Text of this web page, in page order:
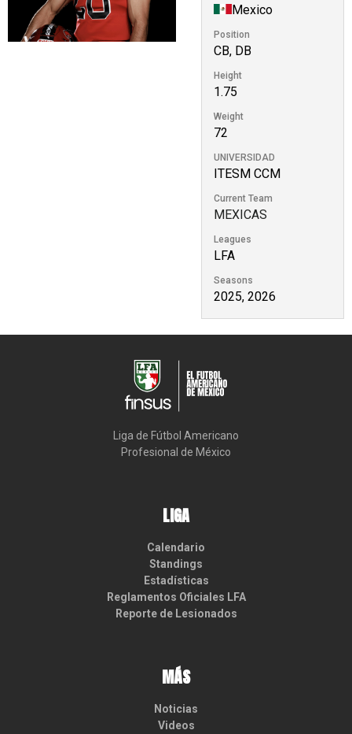
Mexico
Position
CB, DB
Height
1.75
Weight
72
UNIVERSIDAD
ITESM CCM
Current Team
MEXICAS
Leagues
LFA
Seasons
2025, 2026
Liga de Fútbol Americano
Profesional de México
LIGA
Calendario
Standings
Estadísticas
Reglamentos Oficiales LFA
Reporte de Lesionados
MÁS
Noticias
Videos